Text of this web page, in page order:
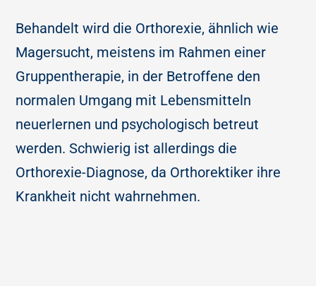
Behandelt wird die Orthorexie, ähnlich wie
Magersucht, meistens im Rahmen einer
Gruppentherapie, in der Betroffene den
normalen Umgang mit Lebensmitteln
neuerlernen und psychologisch betreut
werden. Schwierig ist allerdings die
Orthorexie-Diagnose, da Orthorektiker ihre
Krankheit nicht wahrnehmen.